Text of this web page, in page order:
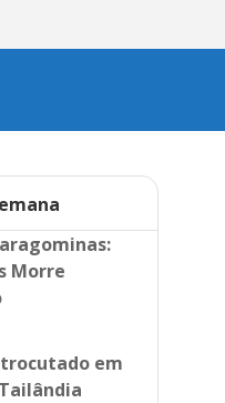
Morre
em